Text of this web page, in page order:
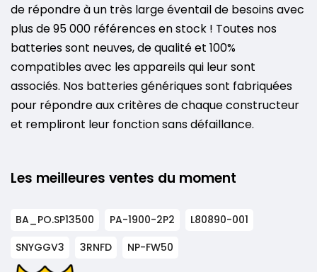
de répondre à un très large éventail de besoins avec
plus de 95 000 références en stock ! Toutes nos
batteries sont neuves, de qualité et 100%
compatibles avec les appareils qui leur sont
associés. Nos batteries génériques sont fabriquées
pour répondre aux critères de chaque constructeur
et rempliront leur fonction sans défaillance.
Les meilleures ventes du moment
BA_PO.SP13500 PA-1900-2P2
L80890-001
SNYGGV3
3RNFD NP-FW50